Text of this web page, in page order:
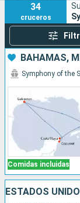
34
cruceros
BAHAMAS,
Comidas incluidas
Symphony of the
ESTADOS